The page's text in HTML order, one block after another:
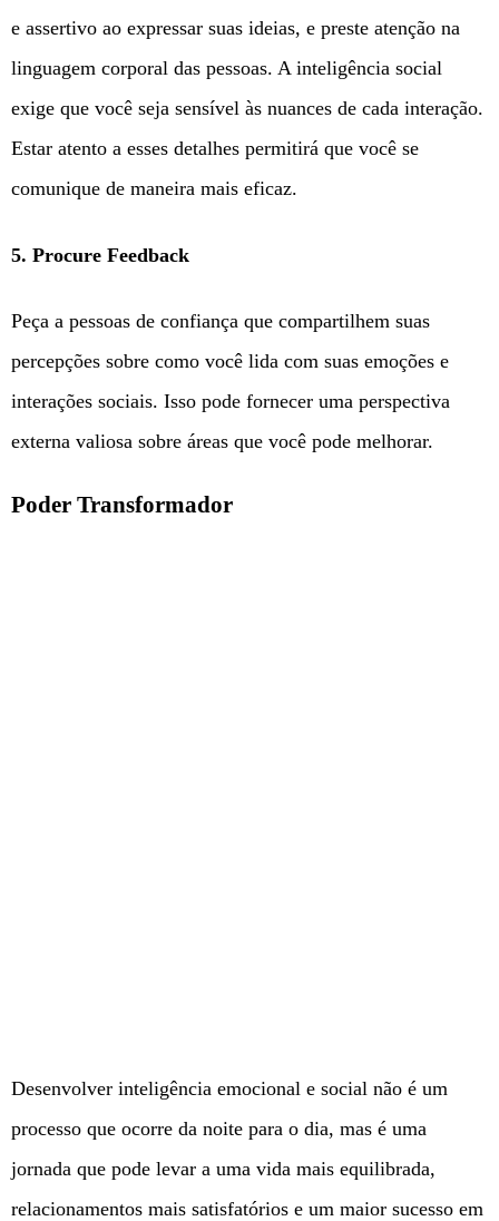
e assertivo ao expressar suas ideias, e preste atenção na
linguagem corporal das pessoas. A inteligência social
exige que você seja sensível às nuances de cada interação.
Estar atento a esses detalhes permitirá que você se
comunique de maneira mais eficaz.
5. Procure Feedback
Peça a pessoas de confiança que compartilhem suas
percepções sobre como você lida com suas emoções e
interações sociais. Isso pode fornecer uma perspectiva
externa valiosa sobre áreas que você pode melhorar.
Poder Transformador
Desenvolver inteligência emocional e social não é um
processo que ocorre da noite para o dia, mas é uma
jornada que pode levar a uma vida mais equilibrada,
relacionamentos mais satisfatórios e um maior sucesso em